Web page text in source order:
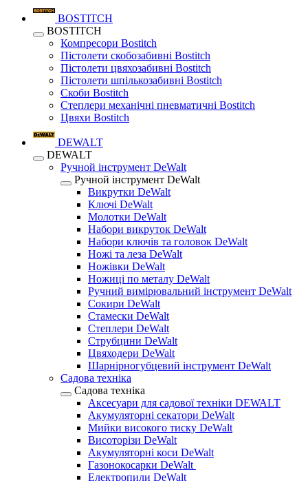
BOSTITCH
BOSTITCH
Компресори Bostitch
Пістолети скобозабивні Bostitch
Пістолети цвяхозабивні Bostitch
Пістолети шпількозабивні Bostitch
Скоби Bostitch
Степлери механічні пневматичні Bostitch
Цвяхи Bostitch
DEWALT
DEWALT
Ручной інструмент DeWalt
Ручной інструмент DeWalt
Викрутки DeWalt
Ключі DeWalt
Молотки DeWalt
Набори викруток DeWalt
Набори ключів та головок DeWalt
Ножі та леза DeWalt
Ножівки DeWalt
Ножиці по металу DeWalt
Ручний вимірювальний інструмент DeWalt
Сокири DeWalt
Стамески DeWalt
Степлери DeWalt
Струбцини DeWalt
Цвяходери DeWalt
Шарнірногубцевий інструмент DeWalt
Садова техніка
Садова техніка
Аксесуари для садової техніки DEWALT
Акумуляторні секатори DeWalt
Мийки високого тиску DeWalt
Висоторізи DeWalt
Акумуляторні коси DeWalt
Газонокосарки DeWalt
Електропили DeWalt